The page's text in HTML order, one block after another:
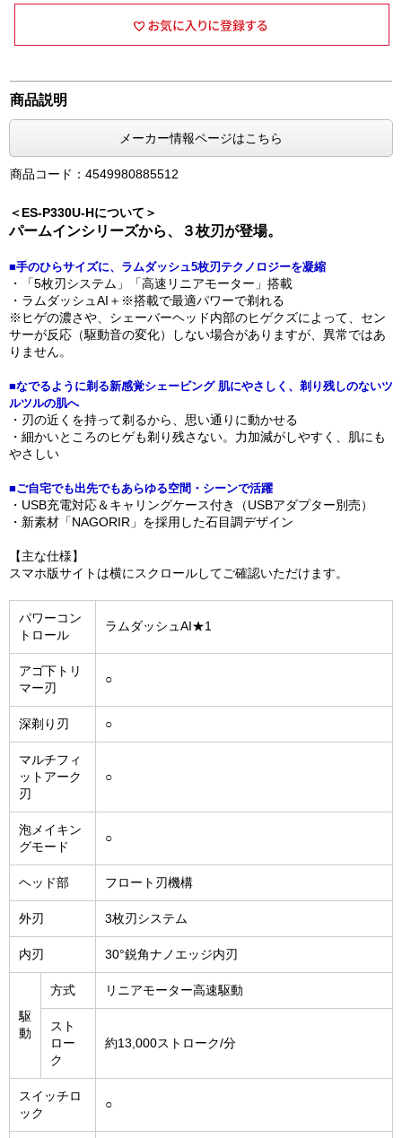
商品説明
メーカー情報ページはこちら
商品コード：4549980885512
＜ES-P330U-Hについて＞
パームインシリーズから、３枚刃が登場。
■手のひらサイズに、ラムダッシュ5枚刃テクノロジーを凝縮
・「5枚刃システム」「高速リニアモーター」搭載
・ラムダッシュAI＋※搭載で最適パワーで剃れる
※ヒゲの濃さや、シェーバーヘッド内部のヒゲクズによって、セン
サーが反応（駆動音の変化）しない場合がありますが、異常ではあ
りません。
■なでるように剃る新感覚シェービング 肌にやさしく、剃り残しのないツ
ルツルの肌へ
・刃の近くを持って剃るから、思い通りに動かせる
・細かいところのヒゲも剃り残さない。力加減がしやすく、肌にも
やさしい
■ご自宅でも出先でもあらゆる空間・シーンで活躍
・USB充電対応＆キャリングケース付き（USBアダプター別売）
・新素材「NAGORIR」を採用した石目調デザイン
【主な仕様】
スマホ版サイトは横にスクロールしてご確認いただけます。
パワーコン
トロール
ラムダッシュAI★1
アゴ下トリ
マー刃
○
深剃り刃 ○
マルチフィ
ットアーク
刃
○
泡メイキン
グモード
○
ヘッド部 フロート刃機構
外刃 3枚刃システム
内刃 30°鋭角ナノエッジ内刃
駆
動
方式 リニアモーター高速駆動
スト
ロー
ク
約13,000ストローク/分
スイッチロ
ック
○